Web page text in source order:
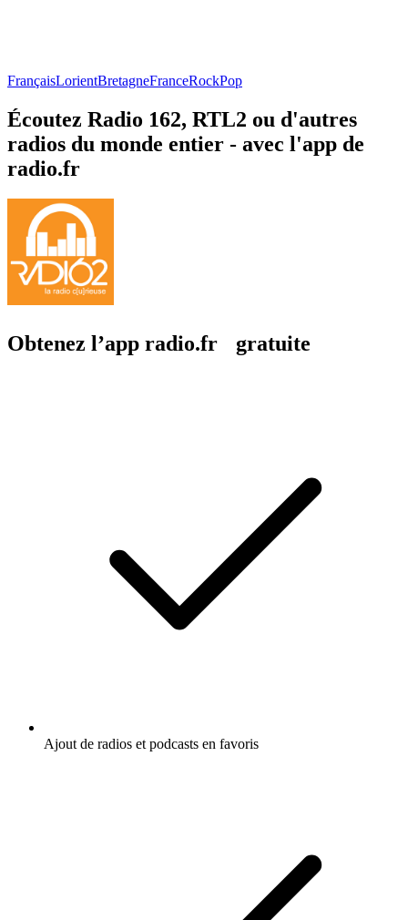
FrançaisLorientBretagneFranceRockPop
Écoutez Radio 162, RTL2 ou d'autres
radios du monde entier - avec l'app de
radio.fr
Obtenez l’app radio.fr gratuite
Ajout de radios et podcasts en favoris